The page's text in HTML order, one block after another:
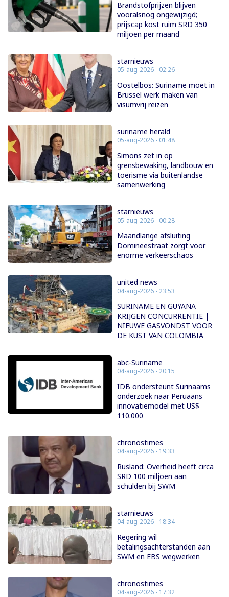
Brandstofprijzen blijven
vooralsnog ongewijzigd;
prijscap kost ruim SRD 350
miljoen per maand
starnieuws
05-aug-2026 - 02:26
Oostelbos: Suriname moet in
Brussel werk maken van
visumvrij reizen
suriname herald
05-aug-2026 - 01:48
Simons zet in op
grensbewaking, landbouw en
toerisme via buitenlandse
samenwerking
starnieuws
05-aug-2026 - 00:28
Maandlange afsluiting
Domineestraat zorgt voor
enorme verkeerschaos
united news
04-aug-2026 - 23:53
SURINAME EN GUYANA
KRIJGEN CONCURRENTIE |
NIEUWE GASVONDST VOOR
DE KUST VAN COLOMBIA
abc-Suriname
04-aug-2026 - 20:15
IDB ondersteunt Surinaams
onderzoek naar Peruaans
innovatiemodel met US$
110.000
chronostimes
04-aug-2026 - 19:33
Rusland: Overheid heeft circa
SRD 100 miljoen aan
schulden bij SWM
starnieuws
04-aug-2026 - 18:34
Regering wil
betalingsachterstanden aan
SWM en EBS wegwerken
chronostimes
04-aug-2026 - 17:32